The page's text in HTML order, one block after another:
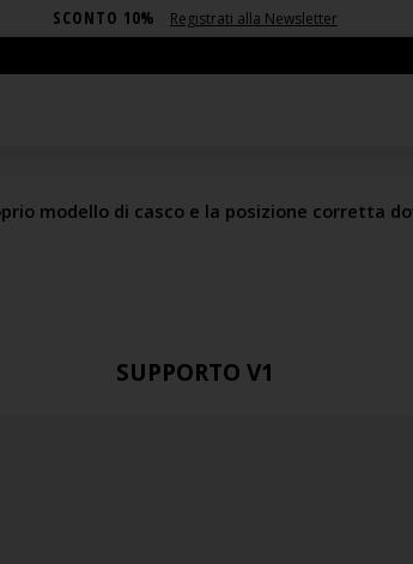
SCONTO 10% Registrati alla Newsletter
MAGNETIC
modello di casco e la posizione corretta
SUPPORTO V1